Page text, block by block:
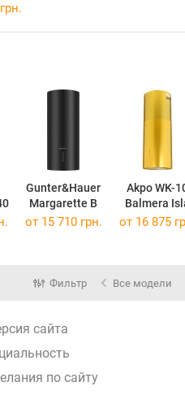
Gunter&Hauer
Margarette B
Akpo WK-
Balmera
Slim
от 15 710 грн. от 16 875
Фильтр Все модели
сайта
по сайту